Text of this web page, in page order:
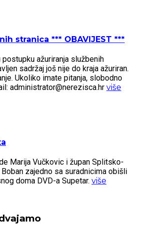
stranica *** OBAVIJEST ***
ažuriranja službenih
sadržaj još nije do kraja ažuriran.
Ukoliko imate pitanja, slobodno
administrator@nerezisca.hr više
Marija Vučkovic i župan Splitsko-
zajedno sa suradnicima obišli
doma DVD-a Supetar. više